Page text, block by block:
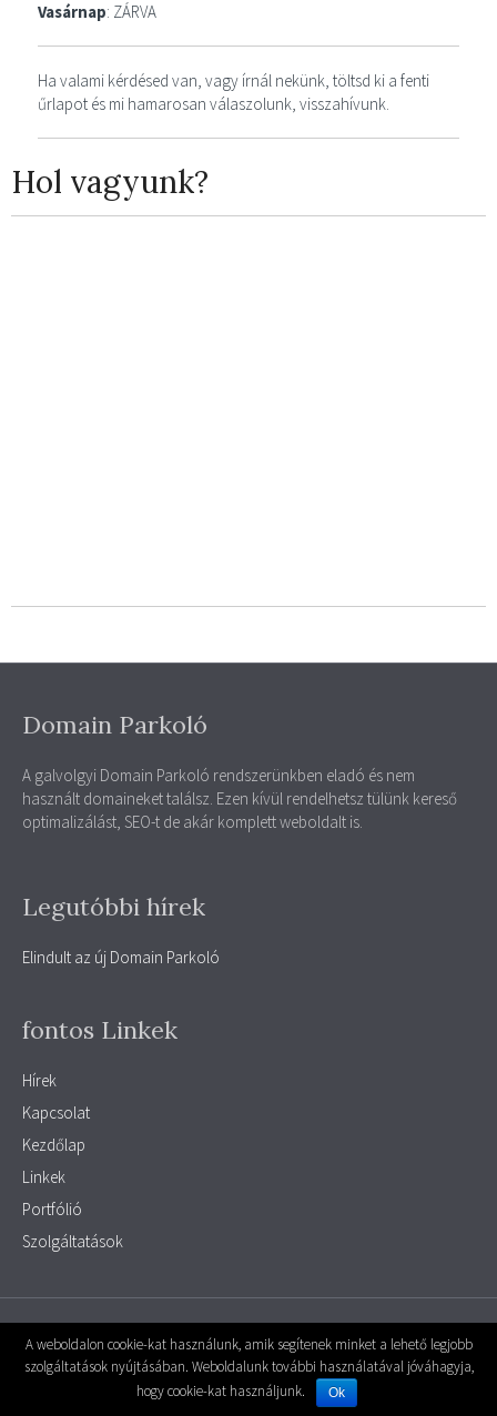
Vasárnap: ZÁRVA
Ha valami kérdésed van, vagy írnál nekünk, töltsd ki a fenti
űrlapot és mi hamarosan válaszolunk, visszahívunk.
Hol vagyunk?
Domain Parkoló
A galvolgyi Domain Parkoló rendszerünkben eladó és nem
használt domaineket találsz. Ezen kívül rendelhetsz tülünk kereső
optimalizálást, SEO-t de akár komplett weboldalt is.
Legutóbbi hírek
Elindult az új Domain Parkoló
fontos Linkek
Hírek
Kapcsolat
Kezdőlap
Linkek
Portfólió
Szolgáltatások
A Weboldal motorja, aMiniPortál Ingyenes weboldal készítő rendszer -
Powered byMiniPortál
A weboldalon cookie-kat használunk, amik segítenek minket a lehető legjobb
szolgáltatások nyújtásában. Weboldalunk további használatával jóváhagyja,
hogy cookie-kat használjunk.
Ok